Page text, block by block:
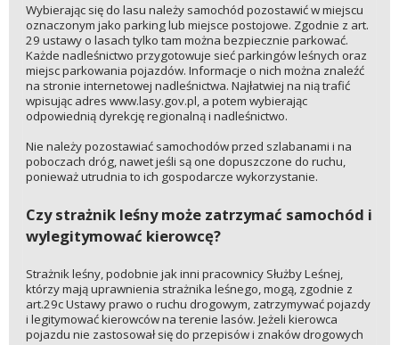
Wybierając się do lasu należy samochód pozostawić w miejscu
oznaczonym jako parking lub miejsce postojowe. Zgodnie z art.
29 ustawy o lasach tylko tam można bezpiecznie parkować.
Każde nadleśnictwo przygotowuje sieć parkingów leśnych oraz
miejsc parkowania pojazdów. Informacje o nich można znaleźć
na stronie internetowej nadleśnictwa. Najłatwiej na nią trafić
wpisując adres www.lasy.gov.pl, a potem wybierając
odpowiednią dyrekcję regionalną i nadleśnictwo.
Nie należy pozostawiać samochodów przed szlabanami i na
poboczach dróg, nawet jeśli są one dopuszczone do ruchu,
ponieważ utrudnia to ich gospodarcze wykorzystanie.
Czy strażnik leśny może zatrzymać samochód i
wylegitymować kierowcę?
Strażnik leśny, podobnie jak inni pracownicy Służby Leśnej,
którzy mają uprawnienia strażnika leśnego, mogą, zgodnie z
art.29c Ustawy prawo o ruchu drogowym, zatrzymywać pojazdy
i legitymować kierowców na terenie lasów. Jeżeli kierowca
pojazdu nie zastosował się do przepisów i znaków drogowych